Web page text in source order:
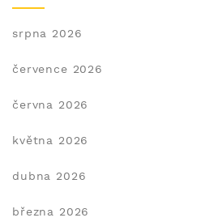
srpna 2026
července 2026
června 2026
května 2026
dubna 2026
března 2026